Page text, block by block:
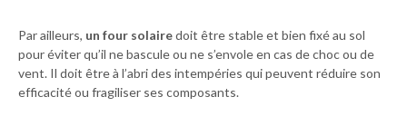
Par ailleurs, un four solairedoit être stable et bien fixé au sol
pour éviter qu’il ne bascule ou ne s’envole en cas de choc ou de
vent. Il doit être à l’abri des intempéries qui peuvent réduire son
efficacité ou fragiliser ses composants.